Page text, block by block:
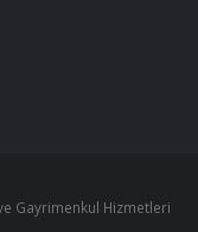
Gayrimenkul Hizmetleri